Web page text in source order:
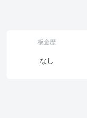
板金歴
なし